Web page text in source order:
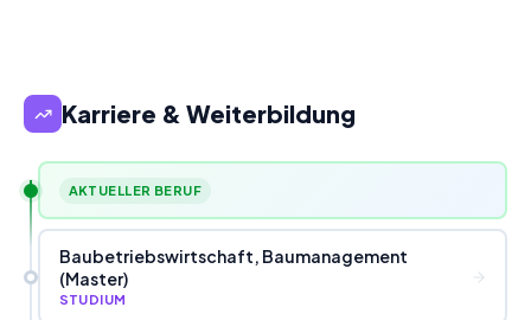
Karriere & Weiterbildung
AKTUELLER BERUF
Baubetriebswirtschaft, Baumanagement
(Master)
STUDIUM